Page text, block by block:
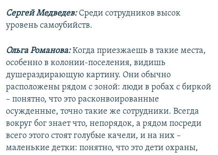
Сергей Медведев: Среди сотрудников высок
уровень самоубийств.
Ольга Романова:Когда приезжаешь в такие места,
особенно в колонии-поселения, видишь
душераздирающую картину. Они обычно
расположены рядом с зоной: люди в робах с биркой
– понятно, что это расконвоированные
осужденные, точно такие же сотрудники. Всегда
вокруг бог знает что, непорядок, а рядом посреди
всего этого стоят голубые качели, и на них –
маленькие детки: понятно, что это дети охраны,